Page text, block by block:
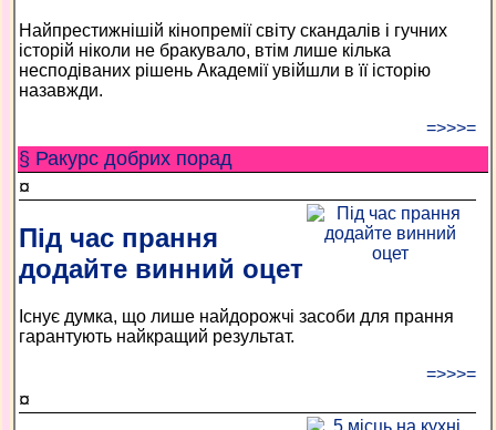
Найпрестижнішій кінопремії світу скандалів і гучних
історій ніколи не бракувало, втім лише кілька
несподіваних рішень Академії увійшли в її історію
назавжди.
=>>>=
§ Ракурс добрих порад
¤
Під час прання
додайте винний оцет
Існує думка, що лише найдорожчі засоби для прання
гарантують найкращий результат.
=>>>=
¤